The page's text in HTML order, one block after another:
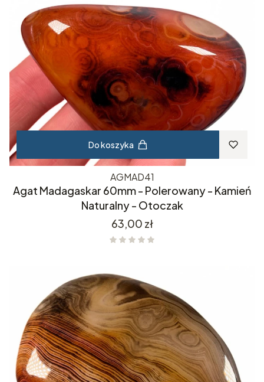
Do koszyka
AGMAD41
Agat Madagaskar 60mm - Polerowany - Kamień
Naturalny - Otoczak
Cena
63,00 zł